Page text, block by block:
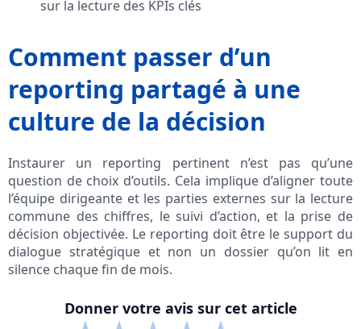
sur la lecture des KPIs clés
Comment passer d’un
reporting partagé à une
culture de la décision
Instaurer un reporting pertinent n’est pas qu’une
question de choix d’outils. Cela implique d’aligner toute
l’équipe dirigeante et les parties externes sur la lecture
commune des chiffres, le suivi d’action, et la prise de
décision objectivée. Le reporting doit être le support du
dialogue stratégique et non un dossier qu’on lit en
silence chaque fin de mois.
Donner votre avis sur cet article